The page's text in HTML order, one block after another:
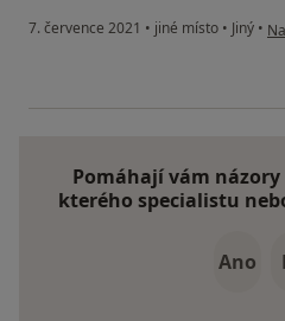
7. července 2021 • jiné místo • Jiný •
Pomáhají vám
kterého specialistu
Ano